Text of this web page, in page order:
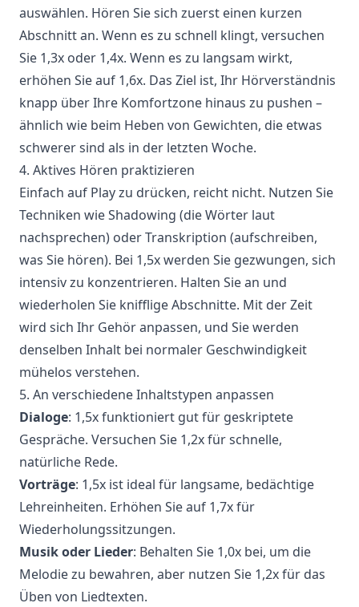
auswählen. Hören Sie sich zuerst einen kurzen
Abschnitt an. Wenn es zu schnell klingt, versuchen
Sie 1,3x oder 1,4x. Wenn es zu langsam wirkt,
erhöhen Sie auf 1,6x. Das Ziel ist, Ihr Hörverständnis
knapp über Ihre Komfortzone hinaus zu pushen –
ähnlich wie beim Heben von Gewichten, die etwas
schwerer sind als in der letzten Woche.
4. Aktives Hören praktizieren
Einfach auf Play zu drücken, reicht nicht. Nutzen Sie
Techniken wie Shadowing (die Wörter laut
nachsprechen) oder Transkription (aufschreiben,
was Sie hören). Bei 1,5x werden Sie gezwungen, sich
intensiv zu konzentrieren. Halten Sie an und
wiederholen Sie knifflige Abschnitte. Mit der Zeit
wird sich Ihr Gehör anpassen, und Sie werden
denselben Inhalt bei normaler Geschwindigkeit
mühelos verstehen.
5. An verschiedene Inhaltstypen anpassen
Dialoge: 1,5x funktioniert gut für geskriptete
Gespräche. Versuchen Sie 1,2x für schnelle,
natürliche Rede.
Vorträge: 1,5x ist ideal für langsame, bedächtige
Lehreinheiten. Erhöhen Sie auf 1,7x für
Wiederholungssitzungen.
Musik oder Lieder: Behalten Sie 1,0x bei, um die
Melodie zu bewahren, aber nutzen Sie 1,2x für das
Üben von Liedtexten.